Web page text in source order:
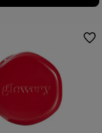
cookie-urile